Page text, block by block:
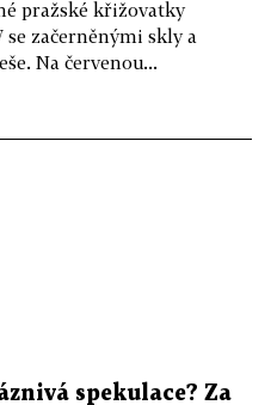
pražské křižovatky
začerněnými skly a
Na červenou...
spekulace? Za